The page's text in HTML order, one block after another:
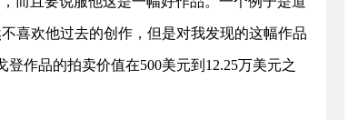
喜欢他过去的创作，但是对我发现的这幅作品
登作品的拍卖价值在500美元到12.25万美元之